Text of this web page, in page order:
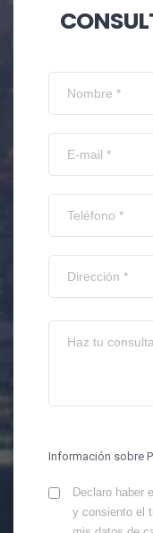
Información sobre
Declaro haber
y consiento el